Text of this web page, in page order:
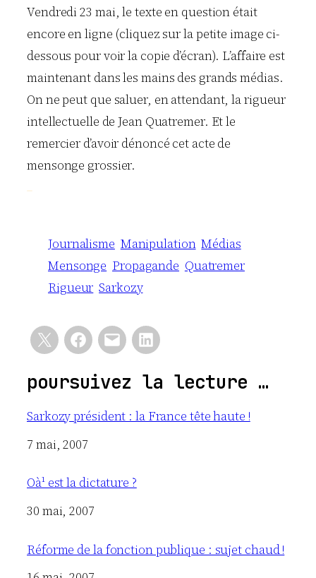
Vendredi 23 mai, le texte en question était
encore en ligne (cliquez sur la petite image ci-
dessous pour voir la copie d’écran). L’affaire est
maintenant dans les mains des grands médias.
On ne peut que saluer, en attendant, la rigueur
intellectuelle de Jean Quatremer. Et le
remercier d’avoir dénoncé cet acte de
mensonge grossier.
Journalisme Manipulation Médias
Mensonge Propagande Quatremer
Rigueur Sarkozy
poursuivez la lecture …
Sarkozy président : la France tête haute !
Date
7 mai, 2007
Oà¹ est la dictature ?
Date
30 mai, 2007
Réforme de la fonction publique : sujet chaud !